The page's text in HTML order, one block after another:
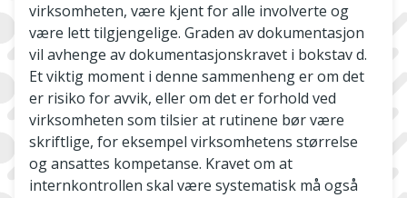
virksomheten, være kjent for alle involverte og
være lett tilgjengelige. Graden av dokumentasjon
vil avhenge av dokumentasjonskravet i bokstav d.
Et viktig moment i denne sammenheng er om det
er risiko for avvik, eller om det er forhold ved
virksomheten som tilsier at rutinene bør være
skriftlige, for eksempel virksomhetens størrelse
og ansattes kompetanse. Kravet om at
internkontrollen skal være systematisk må også